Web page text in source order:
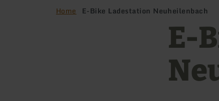
Home E-Bike Ladestation Neuheilenbach
E-